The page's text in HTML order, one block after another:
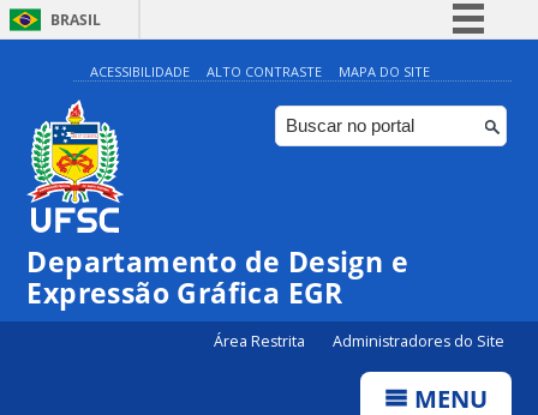
BRASIL
Simplifique!
Comunica BR
Participe
Canais
ACESSIBILIDADE ALTO CONTRASTE MAPA DO SITE
Departamento de Design e
Expressão Gráfica EGR
Área Restrita Administradores do Site
MENU